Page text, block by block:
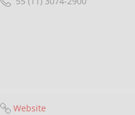
Website